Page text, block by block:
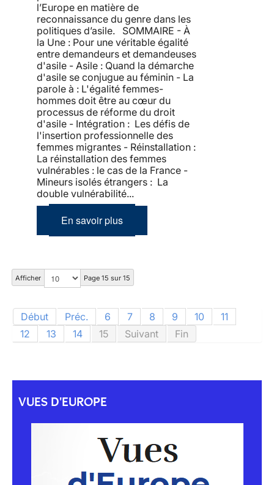
l’Europe en matière de
reconnaissance du genre dans les
politiques d’asile. SOMMAIRE - À
la Une : Pour une véritable égalité
entre demandeurs et demandeuses
d'asile - Asile : Quand la démarche
d'asile se conjugue au féminin - La
parole à : L'égalité femmes-
hommes doit être au cœur du
processus de réforme du droit
d'asile - Intégration : Les défis de
l'insertion professionnelle des
femmes migrantes - Réinstallation :
La réinstallation des femmes
vulnérables : le cas de la France -
Mineurs isolés étrangers : La
double vulnérabilité...
En savoir plus
Afficher Page 15 sur 15
Début Préc. 6 7 8 9 10
11
12
13 14 15 Suivant Fin
VUES D'EUROPE